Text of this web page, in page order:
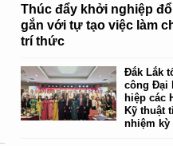
Thúc đẩy khởi nghiệp
gắn với tự tạo việc làm
trí thức
Đắk Lắk
công Đại
hiệp các
Kỹ thuật
nhiệm kỳ